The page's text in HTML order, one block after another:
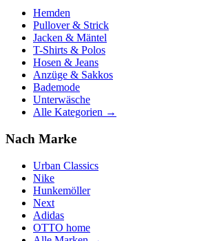
Hemden
Pullover & Strick
Jacken & Mäntel
T-Shirts & Polos
Hosen & Jeans
Anzüge & Sakkos
Bademode
Unterwäsche
Alle Kategorien →
Nach Marke
Urban Classics
Nike
Hunkemöller
Next
Adidas
OTTO home